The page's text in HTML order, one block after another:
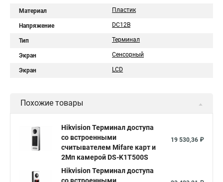
Материал Пластик
Напряжение DC12В
Тип Терминал
Экран Сенсорный
Экран LCD
Похожие товары
Hikvision Терминал доступа
со встроенными
считывателем Mifare карт и
2Мп камерой DS-K1T500S
19 530,36 ₽
Hikvision Терминал доступа